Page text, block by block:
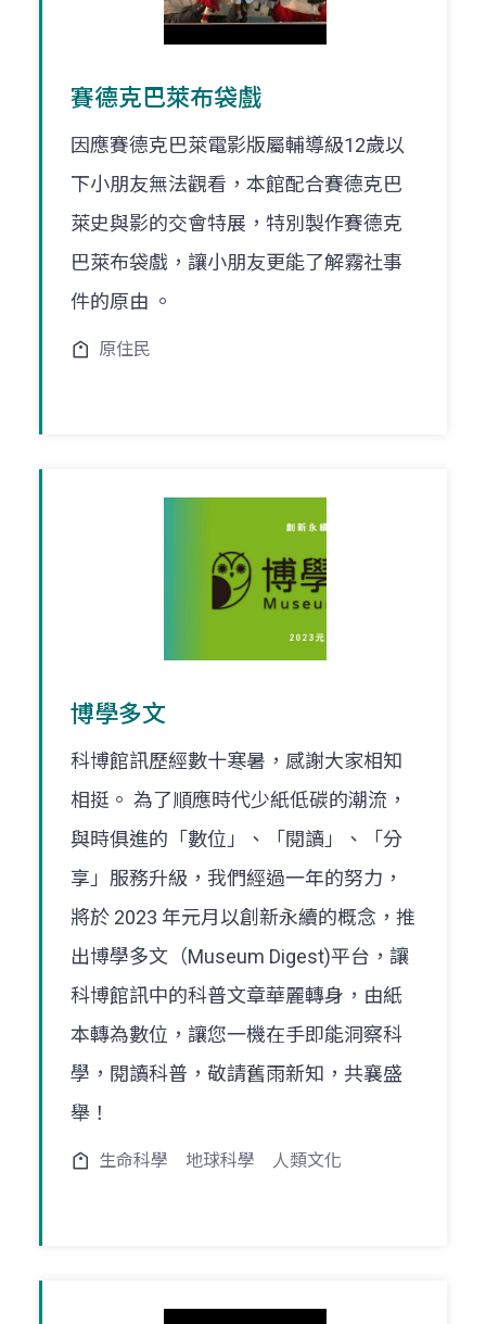
賽德克巴萊布袋戲
因應賽德克巴萊電影版屬輔導級12歲以
下小朋友無法觀看，本館配合賽德克巴
萊史與影的交會特展，特別製作賽德克
巴萊布袋戲，讓小朋友更能了解霧社事
件的原由 。
原住民
博學多文
科博館訊歷經數十寒暑，感謝大家相知
相挺。 為了順應時代少紙低碳的潮流，
與時俱進的「數位」、「閱讀」、「分
享」服務升級，我們經過一年的努力，
將於 2023 年元月以創新永續的概念，推
出博學多文（Museum Digest)平台，讓
科博館訊中的科普文章華麗轉身，由紙
本轉為數位，讓您一機在手即能洞察科
學，閱讀科普，敬請舊雨新知，共襄盛
舉！
生命科學 地球科學 人類文化